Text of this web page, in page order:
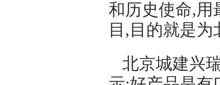
和历史使命,用
目,目的就是
北京城建兴